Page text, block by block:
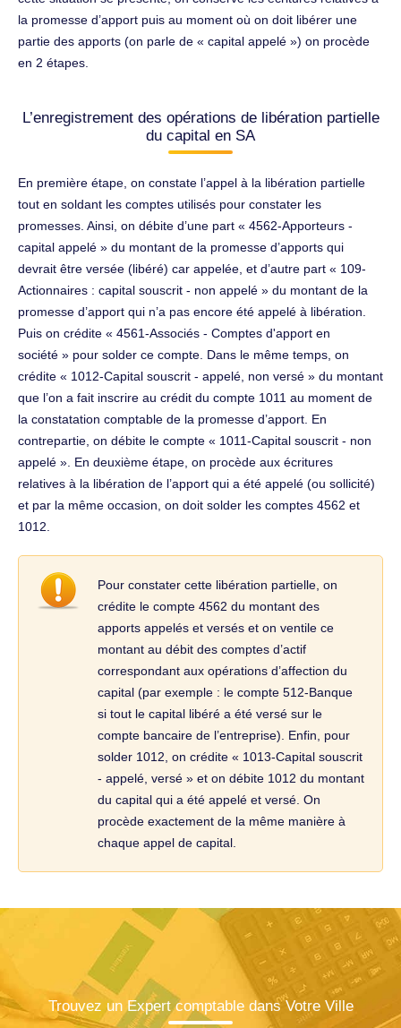
la promesse d’apport puis au moment où on doit libérer une
partie des apports (on parle de « capital appelé ») on procède
en 2 étapes.
L’enregistrement des opérations de libération partielle
du capital en SA
En première étape, on constate l’appel à la libération partielle
tout en soldant les comptes utilisés pour constater les
promesses. Ainsi, on débite d’une part « 4562-Apporteurs -
capital appelé » du montant de la promesse d’apports qui
devrait être versée (libéré) car appelée, et d’autre part « 109-
Actionnaires : capital souscrit - non appelé » du montant de la
promesse d’apport qui n’a pas encore été appelé à libération.
Puis on crédite « 4561-Associés - Comptes d'apport en
société » pour solder ce compte. Dans le même temps, on
crédite « 1012-Capital souscrit - appelé, non versé » du montant
que l’on a fait inscrire au crédit du compte 1011 au moment de
la constatation comptable de la promesse d’apport. En
contrepartie, on débite le compte « 1011-Capital souscrit - non
appelé ». En deuxième étape, on procède aux écritures
relatives à la libération de l’apport qui a été appelé (ou sollicité)
et par la même occasion, on doit solder les comptes 4562 et
1012.
Pour constater cette libération partielle, on
crédite le compte 4562 du montant des
apports appelés et versés et on ventile ce
montant au débit des comptes d’actif
correspondant aux opérations d’affection du
capital (par exemple : le compte 512-Banque
si tout le capital libéré a été versé sur le
compte bancaire de l’entreprise). Enfin, pour
solder 1012, on crédite « 1013-Capital souscrit
- appelé, versé » et on débite 1012 du montant
du capital qui a été appelé et versé. On
procède exactement de la même manière à
chaque appel de capital.
Trouvez un Expert comptable dans Votre Ville